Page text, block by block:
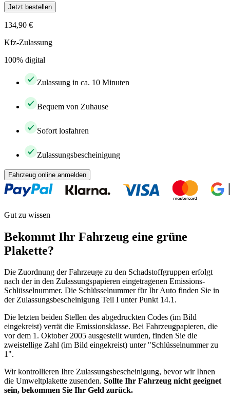
Jetzt bestellen
134,90 €
Kfz-Zulassung
100% digital
Zulassung in ca. 10 Minuten
Bequem von Zuhause
Sofort losfahren
Zulassungsbescheinigung
Fahrzeug online anmelden
Gut zu wissen
Bekommt Ihr Fahrzeug eine grüne
Plakette?
Die Zuordnung der Fahrzeuge zu den Schadstoffgruppen erfolgt
nach der in den Zulassungspapieren eingetragenen Emissions-
Schlüsselnummer. Die Schlüsselnummer für Ihr Auto finden Sie in
der Zulassungsbescheinigung Teil I unter Punkt 14.1.
Die letzten beiden Stellen des abgedruckten Codes (im Bild
eingekreist) verrät die Emissionsklasse. Bei Fahrzeugpapieren, die
vor dem 1. Oktober 2005 ausgestellt wurden, finden Sie die
zweistellige Zahl (im Bild eingekreist) unter "Schlüsselnummer zu
1".
Wir kontrollieren Ihre Zulassungsbescheinigung, bevor wir Ihnen
die Umweltplakette zusenden. Sollte Ihr Fahrzeug nicht geeignet
sein, bekommen Sie Ihr Geld zurück.